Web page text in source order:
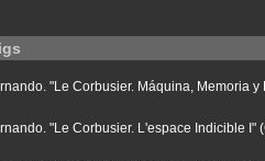
"Le Corbusier. Máquina, Memoria
"Le Corbusier. L'espace Indicible